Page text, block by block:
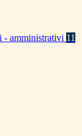
- amministrativi 11